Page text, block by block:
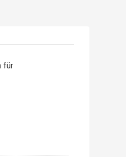
für